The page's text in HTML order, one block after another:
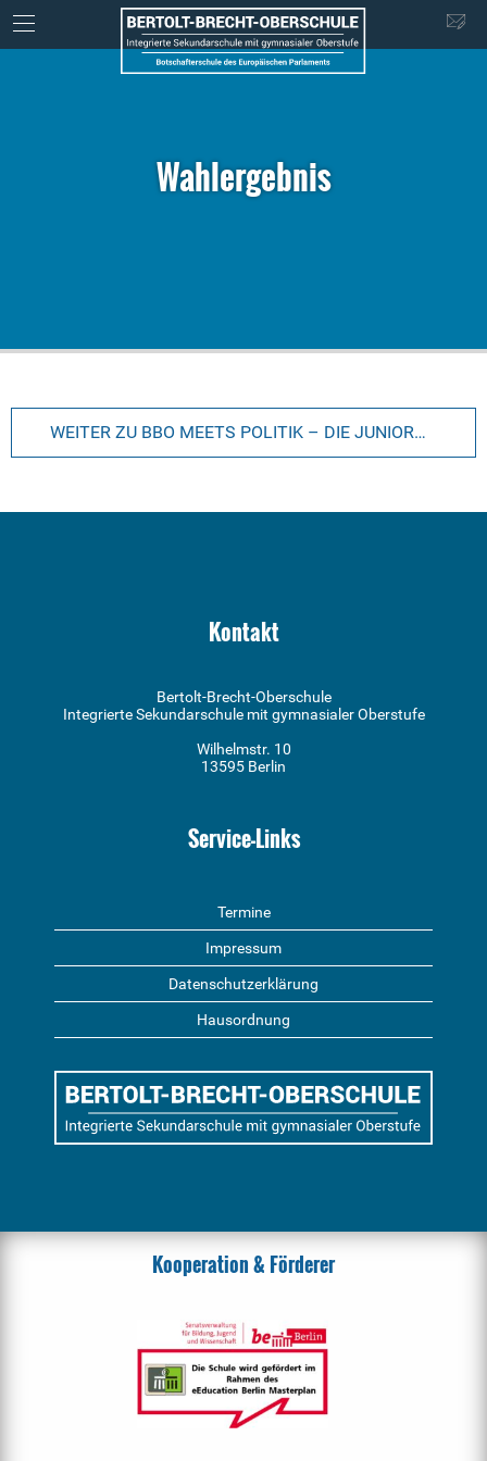
Wahlergebnis
WEITER ZU BBO MEETS POLITIK – DIE JUNIORWAHL 2017
Kontakt
Bertolt-Brecht-Oberschule
Integrierte Sekundarschule mit gymnasialer Oberstufe
Wilhelmstr. 10
13595 Berlin
Service-Links
Termine
Impressum
Datenschutzerklärung
Hausordnung
Kooperation & Förderer